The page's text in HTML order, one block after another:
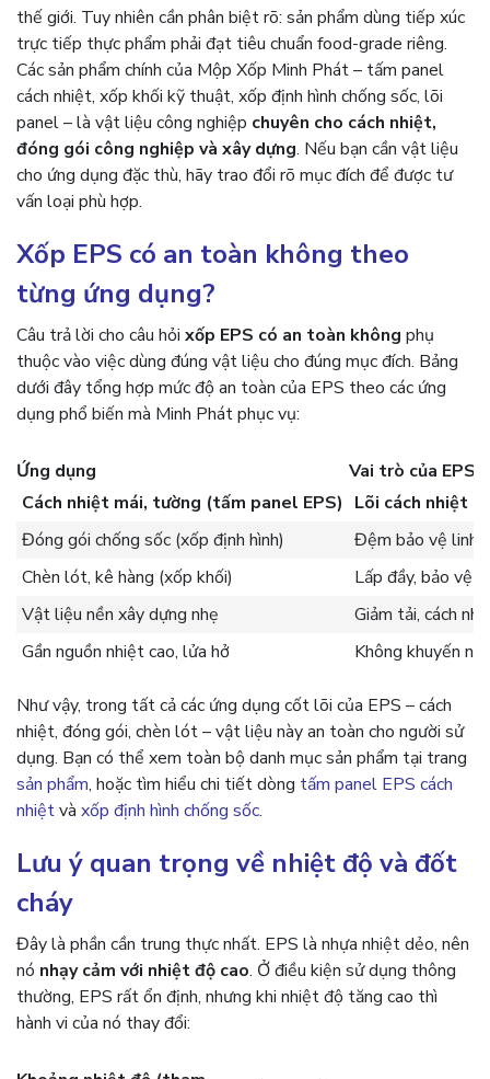
thế giới. Tuy nhiên cần phân biệt rõ: sản phẩm dùng tiếp xúc
trực tiếp thực phẩm phải đạt tiêu chuẩn food-grade riêng.
Các sản phẩm chính của Mộp Xốp Minh Phát – tấm panel
cách nhiệt, xốp khối kỹ thuật, xốp định hình chống sốc, lõi
panel – là vật liệu công nghiệp chuyên cho cách nhiệt,
đóng gói công nghiệp và xây dựng. Nếu bạn cần vật liệu
cho ứng dụng đặc thù, hãy trao đổi rõ mục đích để được tư
vấn loại phù hợp.
Xốp EPS có an toàn không theo
từng ứng dụng?
Câu trả lời cho câu hỏi xốp EPS có an toàn không phụ
thuộc vào việc dùng đúng vật liệu cho đúng mục đích. Bảng
dưới đây tổng hợp mức độ an toàn của EPS theo các ứng
dụng phổ biến mà Minh Phát phục vụ:
Ứng dụng
Vai trò của EPS
Cách nhiệt mái, tường (tấm panel EPS) Lõi cách nhiệt
Đóng gói chống sốc (xốp định hình)
Đệm bảo vệ linh
Chèn lót, kê hàng (xốp khối)
Lấp đầy, bảo vệ
Vật liệu nền xây dựng nhẹ
Giảm tải, cách
Gần nguồn nhiệt cao, lửa hở
Không khuyến
Như vậy, trong tất cả các ứng dụng cốt lõi của EPS – cách
nhiệt, đóng gói, chèn lót – vật liệu này an toàn cho người sử
dụng. Bạn có thể xem toàn bộ danh mục sản phẩm tại trang
sản phẩm, hoặc tìm hiểu chi tiết dòng tấm panel EPS cách
nhiệtvà xốp định hình chống sốc.
Lưu ý quan trọng về nhiệt độ và đốt
cháy
Đây là phần cần trung thực nhất. EPS là nhựa nhiệt dẻo, nên
nó nhạy cảm với nhiệt độ cao. Ở điều kiện sử dụng thông
thường, EPS rất ổn định, nhưng khi nhiệt độ tăng cao thì
hành vi của nó thay đổi: